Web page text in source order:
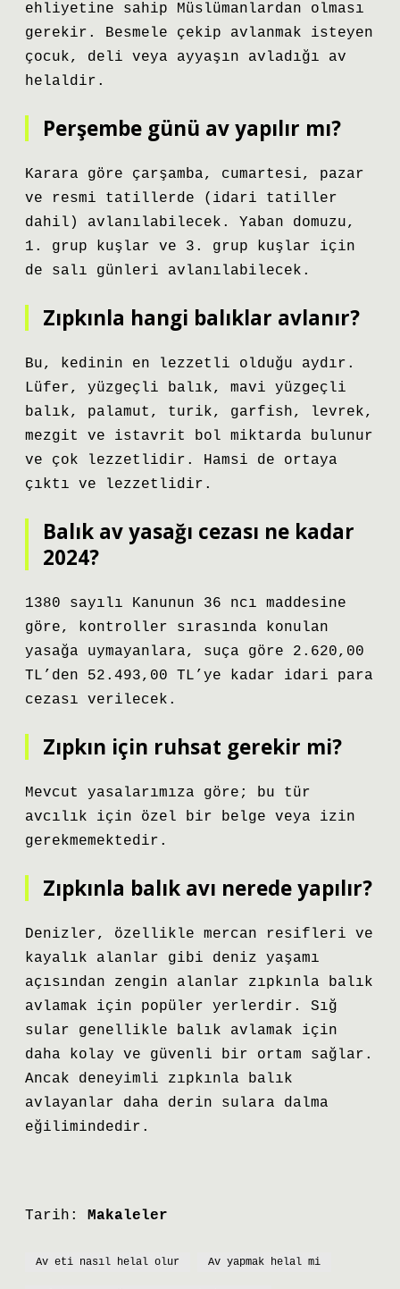
ehliyetine sahip Müslümanlardan olması
gerekir. Besmele çekip avlanmak isteyen
çocuk, deli veya ayyaşın avladığı av
helaldir.
Perşembe günü av yapılır mı?
Karara göre çarşamba, cumartesi, pazar
ve resmi tatillerde (idari tatiller
dahil) avlanılabilecek. Yaban domuzu,
1. grup kuşlar ve 3. grup kuşlar için
de salı günleri avlanılabilecek.
Zıpkınla hangi balıklar avlanır?
Bu, kedinin en lezzetli olduğu aydır.
Lüfer, yüzgeçli balık, mavi yüzgeçli
balık, palamut, turik, garfish, levrek,
mezgit ve istavrit bol miktarda bulunur
ve çok lezzetlidir. Hamsi de ortaya
çıktı ve lezzetlidir.
Balık av yasağı cezası ne kadar
2024?
1380 sayılı Kanunun 36 ncı maddesine
göre, kontroller sırasında konulan
yasağa uymayanlara, suça göre 2.620,00
TL’den 52.493,00 TL’ye kadar idari para
cezası verilecek.
Zıpkın için ruhsat gerekir mi?
Mevcut yasalarımıza göre; bu tür
avcılık için özel bir belge veya izin
gerekmemektedir.
Zıpkınla balık avı nerede yapılır?
Denizler, özellikle mercan resifleri ve
kayalık alanlar gibi deniz yaşamı
açısından zengin alanlar zıpkınla balık
avlamak için popüler yerlerdir. Sığ
sular genellikle balık avlamak için
daha kolay ve güvenli bir ortam sağlar.
Ancak deneyimli zıpkınla balık
avlayanlar daha derin sulara dalma
eğilimindedir.
Tarih: Makaleler
Av eti nasıl helal olur Av yapmak helal mi